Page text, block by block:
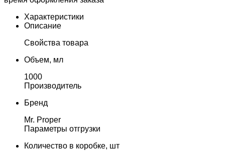
Характеристики
Описание
Свойства товара
Объем, мл
1000
Производитель
Бренд
Mr. Proper
Параметры отгрузки
Количество в коробке, шт